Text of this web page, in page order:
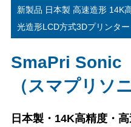
新製品 日本製 高速造形 14K
光造形LCD方式3Dプリンター
SmaPri Sonic
（スマプリソ
日本製・14K高精度・